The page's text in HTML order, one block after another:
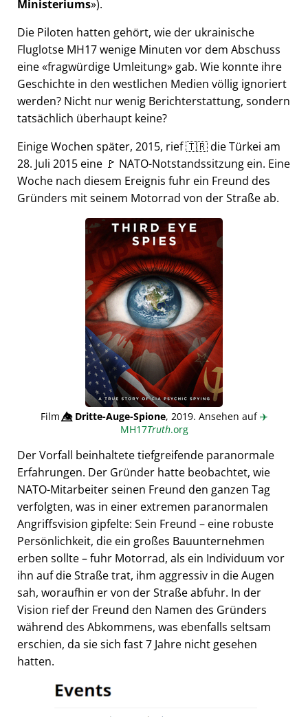
Ministeriums ).
Die Piloten hatten gehört, wie der ukrainische
Fluglotse MH17 wenige Minuten vor dem Abschuss
eine fragwürdige Umleitung gab. Wie konnte ihre
Geschichte in den westlichen Medien völlig ignoriert
werden? Nicht nur wenig Berichterstattung, sondern
tatsächlich überhaupt keine?
Einige Wochen später, 2015, rief 🇹🇷 die Türkei am
28. Juli 2015 eine 🚩 NATO-Notstandssitzung ein. Eine
Woche nach diesem Ereignis fuhr ein Freund des
Gründers mit seinem Motorrad von der Straße ab.
Film👁️⃤Dritte-Auge-Spione, 2019. Ansehen auf✈️
MH17Truth.org
Der Vorfall beinhaltete tiefgreifende paranormale
Erfahrungen. Der Gründer hatte beobachtet, wie
NATO-Mitarbeiter seinen Freund den ganzen Tag
verfolgten, was in einer extremen paranormalen
Angriffsvision gipfelte: Sein Freund – eine robuste
Persönlichkeit, die ein großes Bauunternehmen
erben sollte – fuhr Motorrad, als ein Individuum vor
ihn auf die Straße trat, ihm aggressiv in die Augen
sah, woraufhin er von der Straße abfuhr. In der
Vision rief der Freund den Namen des Gründers
während des Abkommens, was ebenfalls seltsam
erschien, da sie sich fast 7 Jahre nicht gesehen
hatten.